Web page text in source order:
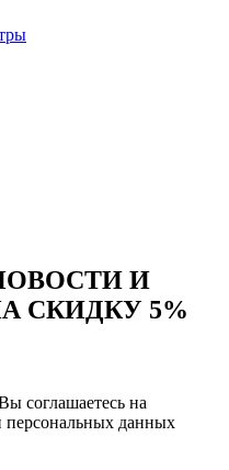
Этот
И
СКИДКУ 5%
соглашаетесь на
персональных данных